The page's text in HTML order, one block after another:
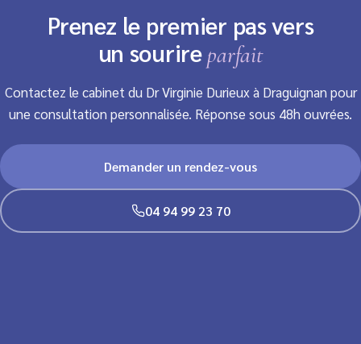
Prenez le premier pas vers
un sourireparfait
Contactez le cabinet du Dr Virginie Durieux à Draguignan pour
une consultation personnalisée. Réponse sous 48h ouvrées.
Demander un rendez-vous
04 94 99 23 70